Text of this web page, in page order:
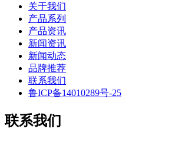
关于我们
产品系列
产品资讯
新闻资讯
新闻动态
品牌推荐
联系我们
鲁ICP备14010289号-25
联系我们